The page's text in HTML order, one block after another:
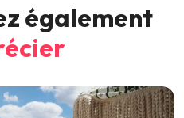
également